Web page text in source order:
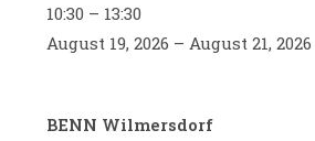
&
Jugendliche
10:30 – 13:30
August 19, 2026 – August 21, 2026
BENN Wilmersdorf